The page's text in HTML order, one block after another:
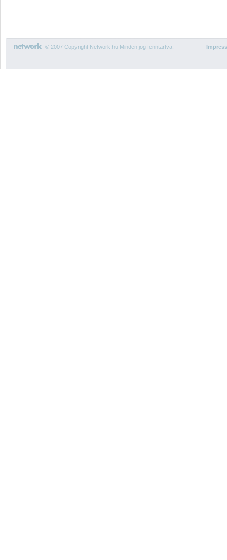
© 2007 Copyright Network.hu Minden jog fenntartva.